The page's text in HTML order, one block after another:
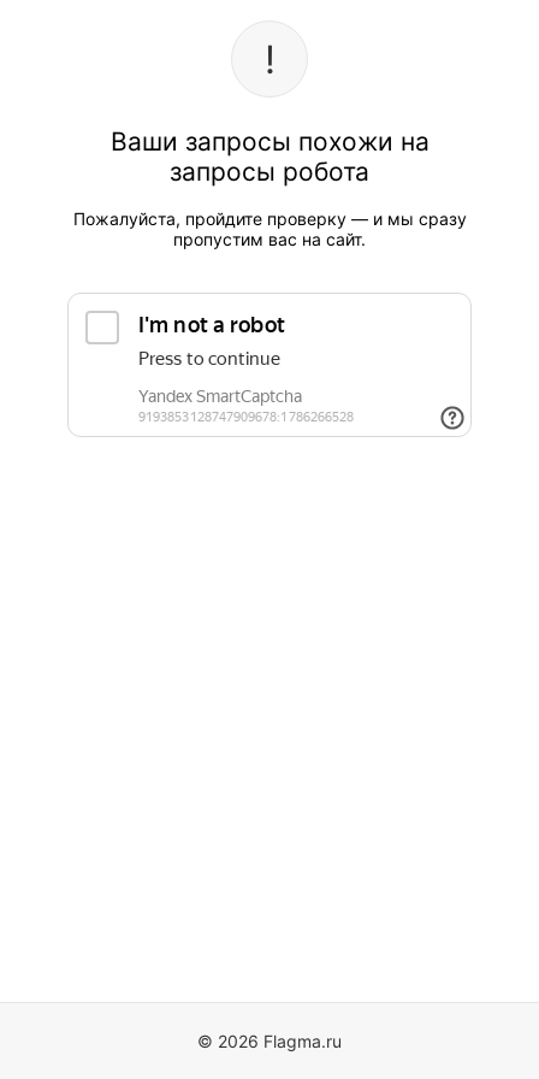
Ваши запросы похожи на
запросы робота
Пожалуйста, пройдите проверку — и мы сразу
пропустим вас на сайт.
© 2026 Flagma.ru